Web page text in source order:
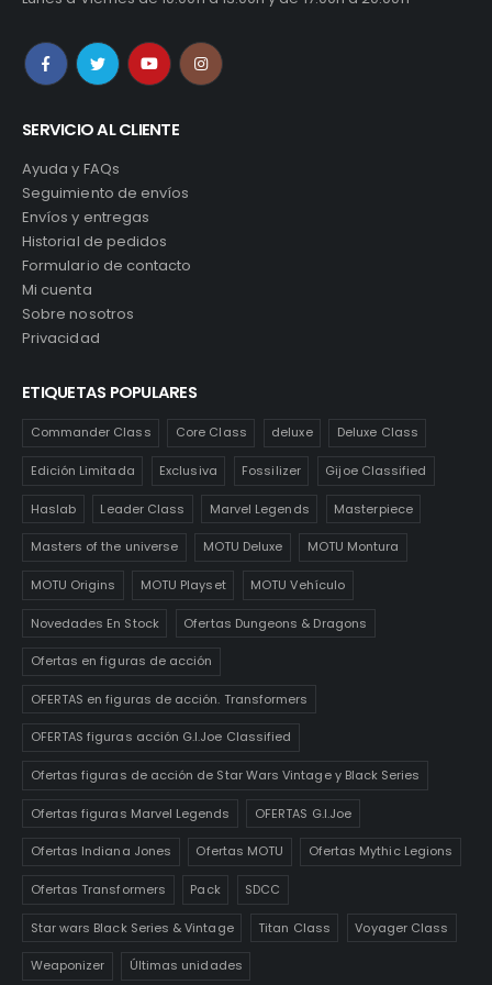
SERVICIO AL CLIENTE
Ayuda y FAQs
Seguimiento de envíos
Envíos y entregas
Historial de pedidos
Formulario de contacto
Mi cuenta
Sobre nosotros
Privacidad
ETIQUETAS POPULARES
Commander Class Core Class deluxe Deluxe Class
Edición Limitada Exclusiva Fossilizer Gijoe Classified
Haslab Leader Class Marvel Legends Masterpiece
Masters of the universe MOTU Deluxe MOTU Montura
MOTU Origins MOTU Playset MOTU Vehículo
Novedades En Stock Ofertas Dungeons & Dragons
Ofertas en figuras de acción
OFERTAS en figuras de acción. Transformers
OFERTAS figuras acción G.I.Joe Classified
Ofertas figuras de acción de Star Wars Vintage y Black Series
Ofertas figuras Marvel Legends OFERTAS G.I.Joe
Ofertas Indiana Jones Ofertas MOTU Ofertas Mythic Legions
Ofertas Transformers Pack SDCC
Star wars Black Series & Vintage Titan Class Voyager Class
Weaponizer Últimas unidades